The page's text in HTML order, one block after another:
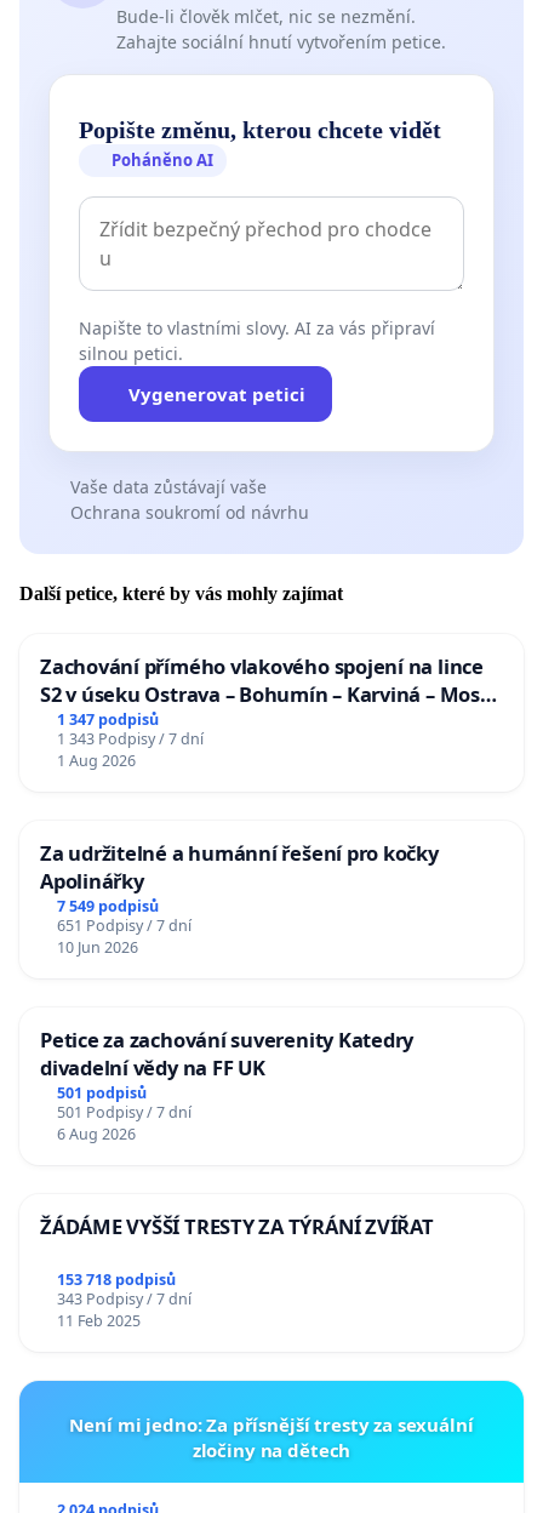
Bude-li člověk mlčet, nic se nezmění.
Zahajte sociální hnutí vytvořením petice.
Popište změnu, kterou chcete vidět
Poháněno AI
Napište to vlastními slovy. AI za vás připraví
silnou petici.
Vygenerovat petici
Vaše data zůstávají vaše
Ochrana soukromí od návrhu
Další petice, které by vás mohly zajímat
Zachování přímého vlakového spojení na lince
S2 v úseku Ostrava – Bohumín – Karviná – Mosty
u Jablunkova
1 347 podpisů
1 343 Podpisy / 7 dní
1 Aug 2026
Za udržitelné a humánní řešení pro kočky
Apolinářky
7 549 podpisů
651 Podpisy / 7 dní
10 Jun 2026
Petice za zachování suverenity Katedry
divadelní vědy na FF UK
501 podpisů
501 Podpisy / 7 dní
6 Aug 2026
ŽÁDÁME VYŠŠÍ TRESTY ZA TÝRÁNÍ ZVÍŘAT
153 718 podpisů
343 Podpisy / 7 dní
11 Feb 2025
Není mi jedno: Za přísnější tresty za sexuální
zločiny na dětech